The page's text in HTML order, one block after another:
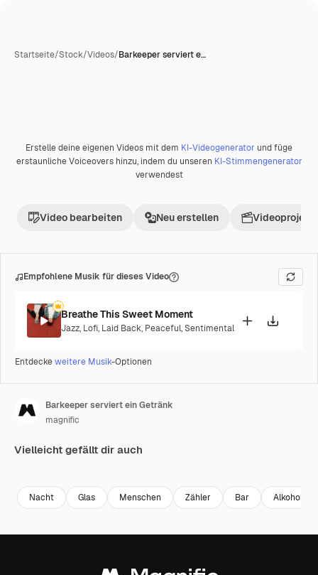
Startseite/Stock/Videos/Barkeeper serviert e…
Erstelle deine eigenen Videos mit dem KI-Videogenerator und füge
erstaunliche Voiceovers hinzu, indem du unseren KI-Stimmengenerator
verwendest
Video bearbeiten Neu erstellen Videoprojekt
Empfohlene Musik für dieses Video
Breathe This Sweet Moment
Jazz, Lofi, Laid Back, Peaceful,Sentimental
Entdeckeweitere Musik-Optionen
Barkeeper serviert ein Getränk
magnific
Vielleicht gefällt dir auch
Nacht Glas Menschen Zähler Bar Alkohol